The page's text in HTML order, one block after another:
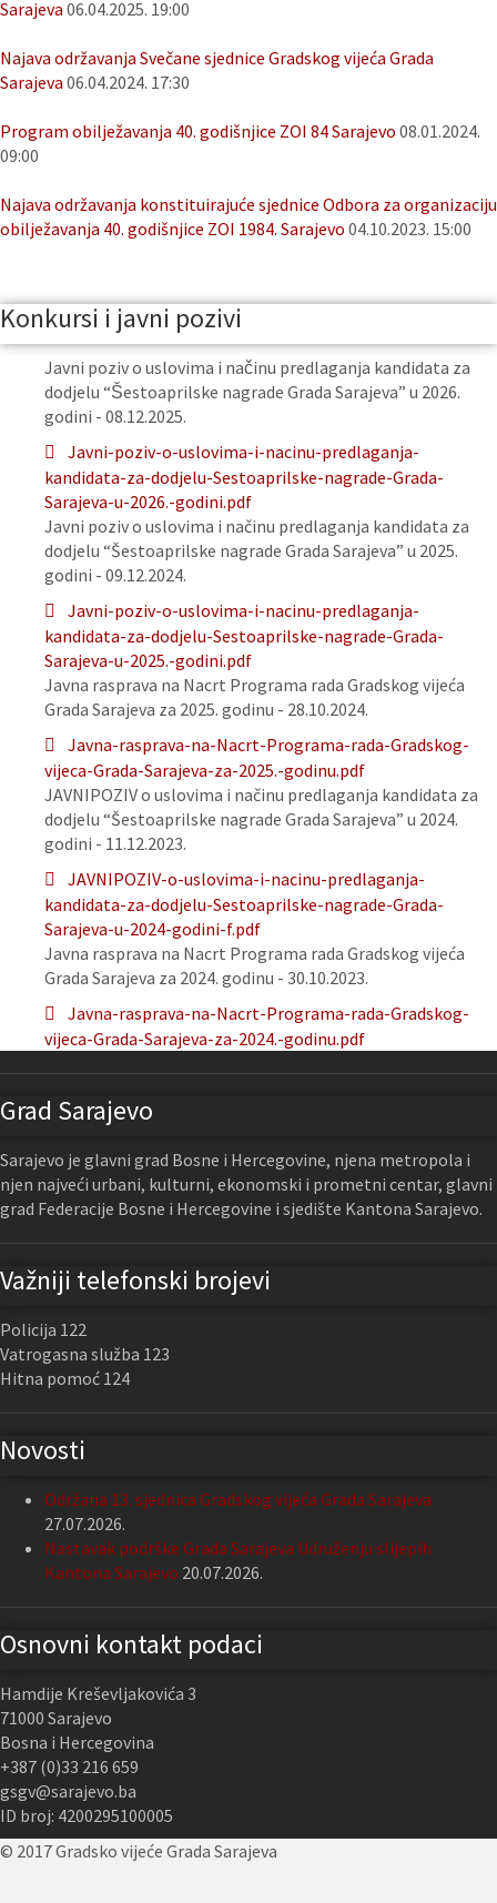
Sarajeva 06.04.2025. 19:00
Najava održavanja Svečane sjednice Gradskog vijeća Grada
Sarajeva 06.04.2024. 17:30
Program obilježavanja 40. godišnjice ZOI 84 Sarajevo 08.01.2024.
09:00
Najava održavanja konstituirajuće sjednice Odbora za organizaciju
obilježavanja 40. godišnjice ZOI 1984. Sarajevo 04.10.2023. 15:00
Konkursi i javni pozivi
Javni poziv o uslovima i načinu predlaganja kandidata za
dodjelu “Šestoaprilske nagrade Grada Sarajeva” u 2026.
godini - 08.12.2025.
Javni-poziv-o-uslovima-i-nacinu-predlaganja-
kandidata-za-dodjelu-Sestoaprilske-nagrade-Grada-
Sarajeva-u-2026.-godini.pdf
Javni poziv o uslovima i načinu predlaganja kandidata za
dodjelu “Šestoaprilske nagrade Grada Sarajeva” u 2025.
godini - 09.12.2024.
Javni-poziv-o-uslovima-i-nacinu-predlaganja-
kandidata-za-dodjelu-Sestoaprilske-nagrade-Grada-
Sarajeva-u-2025.-godini.pdf
Javna rasprava na Nacrt Programa rada Gradskog vijeća
Grada Sarajeva za 2025. godinu - 28.10.2024.
Javna-rasprava-na-Nacrt-Programa-rada-Gradskog-
vijeca-Grada-Sarajeva-za-2025.-godinu.pdf
JAVNIPOZIV o uslovima i načinu predlaganja kandidata za
dodjelu “Šestoaprilske nagrade Grada Sarajeva” u 2024.
godini - 11.12.2023.
JAVNIPOZIV-o-uslovima-i-nacinu-predlaganja-
kandidata-za-dodjelu-Sestoaprilske-nagrade-Grada-
Sarajeva-u-2024-godini-f.pdf
Javna rasprava na Nacrt Programa rada Gradskog vijeća
Grada Sarajeva za 2024. godinu - 30.10.2023.
Javna-rasprava-na-Nacrt-Programa-rada-Gradskog-
vijeca-Grada-Sarajeva-za-2024.-godinu.pdf
Grad Sarajevo
Sarajevo je glavni grad Bosne i Hercegovine, njena metropola i
njen najveći urbani, kulturni, ekonomski i prometni centar, glavni
grad Federacije Bosne i Hercegovine i sjedište Kantona Sarajevo.
Važniji telefonski brojevi
Policija 122
Vatrogasna služba 123
Hitna pomoć 124
Novosti
Održana 13. sjednica Gradskog vijeća Grada Sarajeva
27.07.2026.
Nastavak podrške Grada Sarajeva Udruženju slijepih
Kantona Sarajevo 20.07.2026.
Osnovni kontakt podaci
Hamdije Kreševljakovića 3
71000 Sarajevo
Bosna i Hercegovina
+387 (0)33 216 659
gsgv@sarajevo.ba
ID broj: 4200295100005
© 2017 Gradsko vijeće Grada Sarajeva